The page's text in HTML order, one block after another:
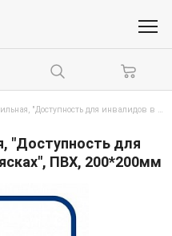
Пиктограмма тактильная, "Доступность для инвалидов в креслах-колясках", ПВХ, 200*200мм
"Доступность для
ПВХ, 200*200мм